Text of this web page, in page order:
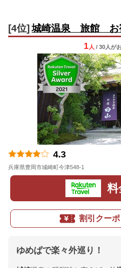
[4位] 城崎温泉 旅館
1 人 / 30人が
4.3
兵庫県豊岡市城崎町今津548-1
料
割引クー
ゆめぱで楽々外巡り！